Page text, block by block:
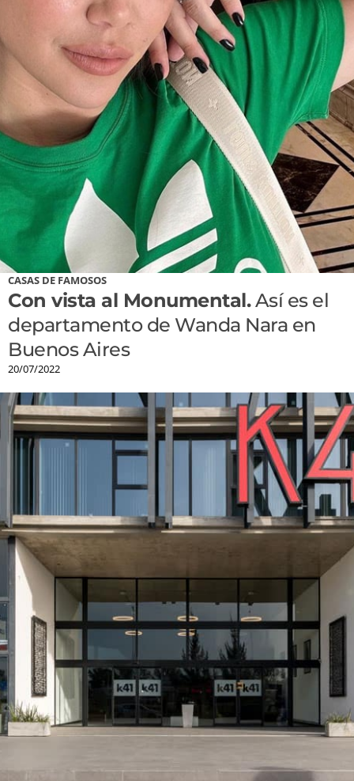
CASAS DE FAMOSOS
Con vista al Monumental.Así es el
departamento de Wanda Nara en
Buenos Aires
20/07/2022